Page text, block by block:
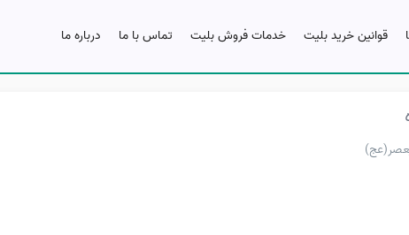
قوانین خرید بلیت خدمات فروش بلیت تماس با ما درباره ما